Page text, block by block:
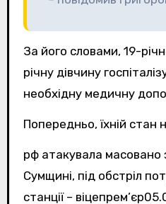
За його словами, 19-
річну дівчину
необхідну медичну
Попередньо, їхній стан
рф атакувала масовано
Сумщині, під обстріл
станції – віцепрем’єр